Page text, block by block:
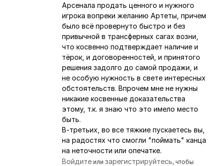
Арсенала продать ценного и нужного
игрока вопреки желанию Артеты, причем
было всё провернуто быстро и без
привычной в трансферных сагах возни,
что косвенно подтверждает наличие и
тёрок, и договоренностей, и принятого
решения задолго до самой продажи, и
не особую нужность в свете интересных
обстоятельств. Впрочем мне не нужны
никакие косвенные доказательства
этому, т.к. я знаю что это имело место
быть.
В-третьих, во все тяжкие пускаетесь вы,
на радостях что смогли "поймать" канца
на неточности или опечатке.
Войдите илизарегистрируйтесь, чтобы